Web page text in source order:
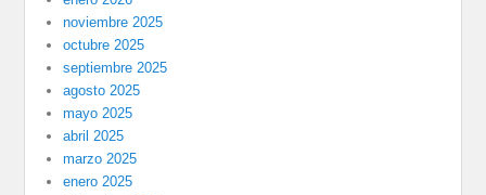
noviembre 2025
octubre 2025
septiembre 2025
agosto 2025
mayo 2025
abril 2025
marzo 2025
enero 2025